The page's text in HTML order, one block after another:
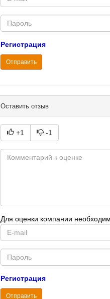
mail
Password
Регистрация
Отправить
Оставить отзыв
+1 -1
Для оценки компании
mail
Password
Регистрация
Отправить